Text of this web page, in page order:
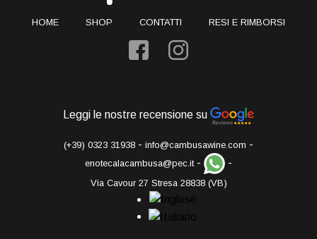
HOME SHOP CONTATTI RESI E RIMBORSI
Leggi le nostre recensione su
(+39) 0323 31938 - info@cambusawine.com -
enotecalacambusa@pec.it- -
Via Cavour 27 Stresa 28838 (VB)